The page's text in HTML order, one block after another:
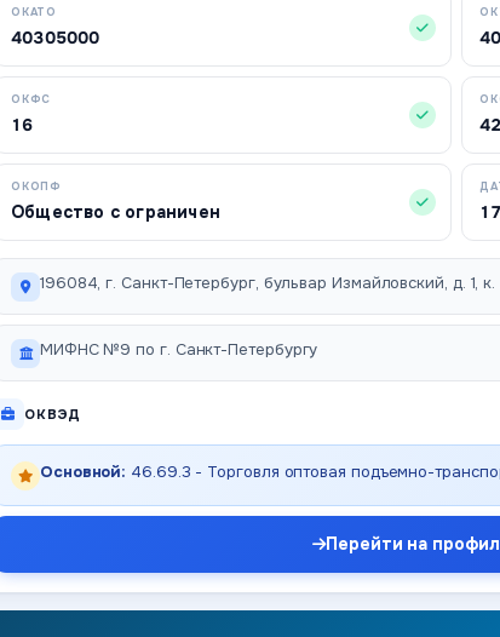
ОКАТО
40305000
ОКФС
16
ОКОПФ
Общество с ограничен
196084, г. Санкт-Петербург, бульвар Измайловский, д. 1, к.
МИФНС №9 по г. Санкт-Петербургу
ОКВЭД
Основной: 46.69.3 - Торговля оптовая подъемно-
Перейти на